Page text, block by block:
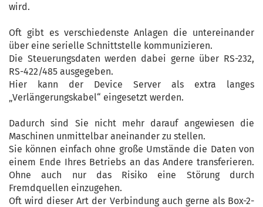
wird.
Oft gibt es verschiedenste Anlagen die untereinander
über eine serielle Schnittstelle kommunizieren.
Die Steuerungsdaten werden dabei gerne über RS-232,
RS-422/485 ausgegeben.
Hier kann der Device Server als extra langes
„Verlängerungskabel“ eingesetzt werden.
Dadurch sind Sie nicht mehr darauf angewiesen die
Maschinen unmittelbar aneinander zu stellen.
Sie können einfach ohne große Umstände die Daten von
einem Ende Ihres Betriebs an das Andere transferieren.
Ohne auch nur das Risiko eine Störung durch
Fremdquellen einzugehen.
Oft wird dieser Art der Verbindung auch gerne als Box-2-